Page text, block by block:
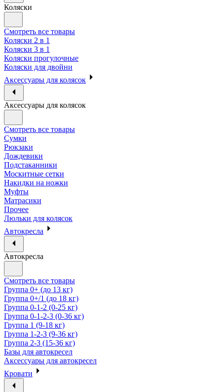
Коляски
Смотреть все товары
Коляски 2 в 1
Коляски 3 в 1
Коляски прогулочные
Коляски для двойни
Аксессуары для колясок
Аксессуары для колясок
Смотреть все товары
Сумки
Рюкзаки
Дождевики
Подстаканники
Москитные сетки
Накидки на ножки
Муфты
Матрасики
Прочее
Люльки для колясок
Автокресла
Автокресла
Смотреть все товары
Группа 0+ (до 13 кг)
Группа 0+/1 (до 18 кг)
Группа 0-1-2 (0-25 кг)
Группа 0-1-2-3 (0-36 кг)
Группа 1 (9-18 кг)
Группа 1-2-3 (9-36 кг)
Группа 2-3 (15-36 кг)
Базы для автокресел
Аксессуары для автокресел
Кровати